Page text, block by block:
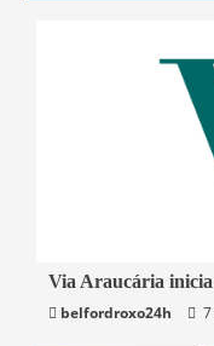
1 min read
Economia
Via Araucária inicia
belfordroxo24h